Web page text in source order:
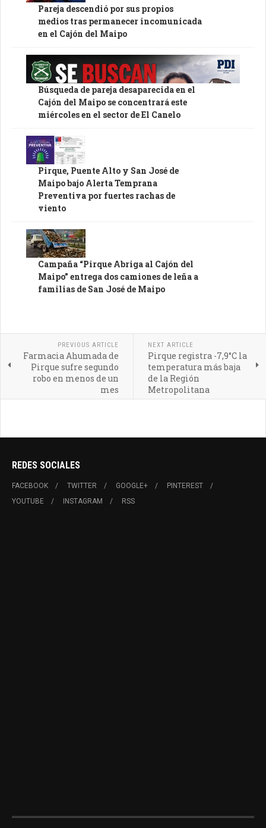
Pareja descendió por sus propios
medios tras permanecer incomunicada
en el Cajón del Maipo
Búsqueda de pareja desaparecida en el
Cajón del Maipo se concentrará este
miércoles en el sector de El Canelo
Pirque, Puente Alto y San José de
Maipo bajo Alerta Temprana
Preventiva por fuertes rachas de
viento
Campaña “Pirque Abriga al Cajón del
Maipo” entrega dos camiones de leña a
familias de San José de Maipo
PREVIOUS ARTICLE
Farmacia Ahumada de
Pirque sufre segundo
robo en menos de un
mes
NEXT ARTICLE
Pirque registra -7,9°C la
temperatura más baja
de la Región
Metropolitana
REDES SOCIALES
FACEBOOK TWITTER GOOGLE+
PINTEREST
YOUTUBE
INSTAGRAM RSS